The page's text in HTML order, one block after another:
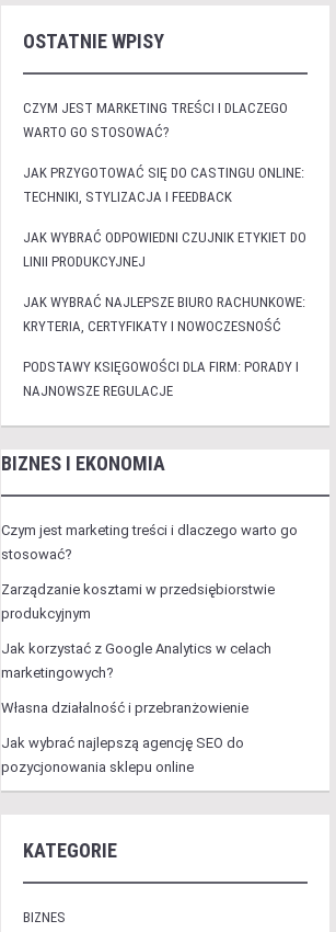
OSTATNIE WPISY
CZYM JEST MARKETING TREŚCI I DLACZEGO
WARTO GO STOSOWAĆ?
JAK PRZYGOTOWAĆ SIĘ DO CASTINGU ONLINE:
TECHNIKI, STYLIZACJA I FEEDBACK
JAK WYBRAĆ ODPOWIEDNI CZUJNIK ETYKIET DO
LINII PRODUKCYJNEJ
JAK WYBRAĆ NAJLEPSZE BIURO RACHUNKOWE:
KRYTERIA, CERTYFIKATY I NOWOCZESNOŚĆ
PODSTAWY KSIĘGOWOŚCI DLA FIRM: PORADY I
NAJNOWSZE REGULACJE
BIZNES I EKONOMIA
Czym jest marketing treści i dlaczego warto go
stosować?
Zarządzanie kosztami w przedsiębiorstwie
produkcyjnym
Jak korzystać z Google Analytics w celach
marketingowych?
Własna działalność i przebranżowienie
Jak wybrać najlepszą agencję SEO do
pozycjonowania sklepu online
KATEGORIE
BIZNES